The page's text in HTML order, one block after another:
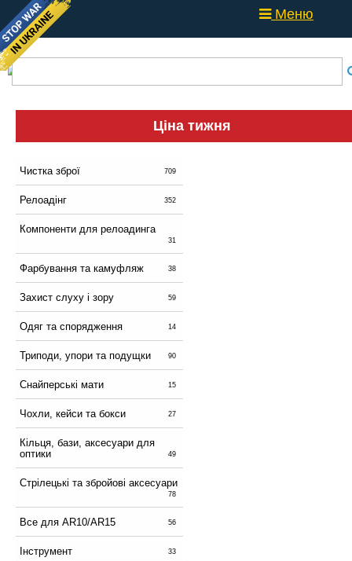
Меню
Ціна тижня
Чистка зброї 709
Релоадінг 352
Компоненти для релоадинга
31
Фарбування та камуфляж 38
Захист слуху і зору 59
Одяг та спорядження 14
Триподи, упори та подущки 90
Снайперські мати 15
Чохли, кейси та бокси 27
Кільця, бази, аксесуари для
оптики
49
Стрілецькі та збройові аксесуари
78
Все для AR10/AR15 56
Інструмент 33